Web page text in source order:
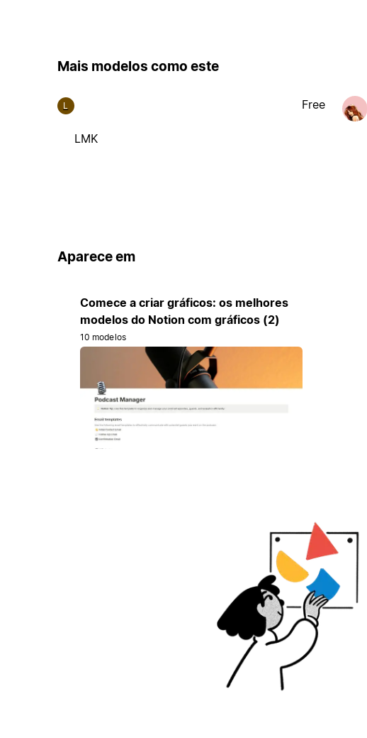
Mais modelos como este
L
LMK
Free
Aparece em
Comece a criar gráficos: os melhores
modelos do Notion com gráficos (2)
10 modelos